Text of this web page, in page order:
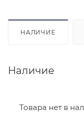
НАЛИЧИЕ
Наличие
Товара нет в